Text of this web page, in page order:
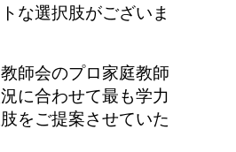
な選択肢がございま
師会のプロ家庭教師
に合わせて最も学力
をご提案させていた